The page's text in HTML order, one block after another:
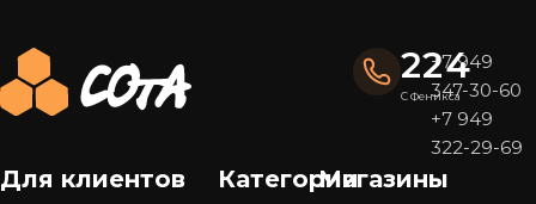
224
С Феникса
+7 949
347-30-60
+7 949
322-29-69
Для клиентов КатегорииМагазины